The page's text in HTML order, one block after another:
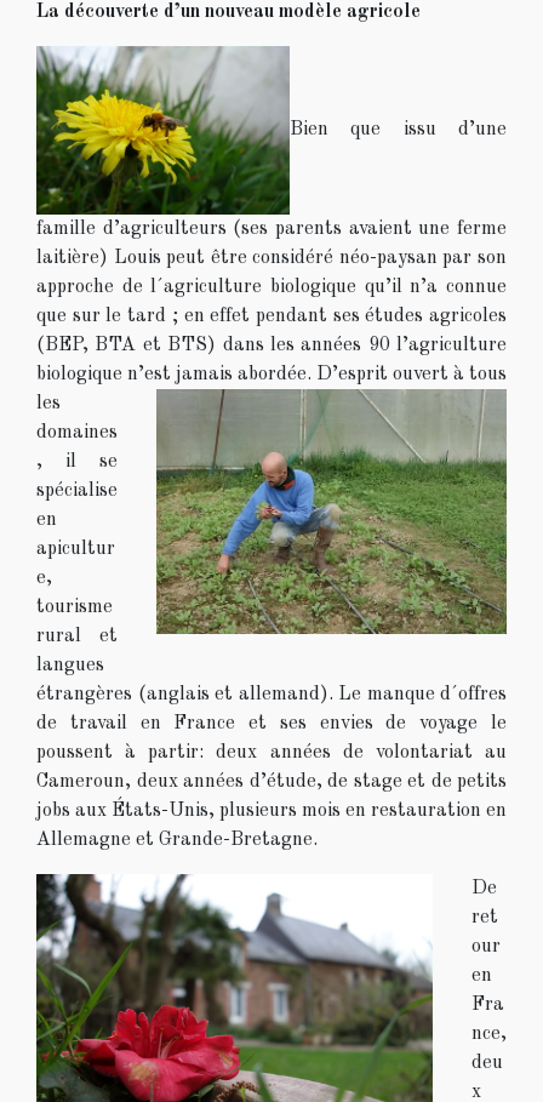
La découverte d’un nouveau modèle agricole
Bien que issu d’une
famille d’agriculteurs (ses parents avaient une ferme
laitière) Louis peut être considéré néo-paysan par son
approche de l´agriculture biologique qu’il n’a connue
que sur le tard ; en effet pendant ses études agricoles
(BEP, BTA et BTS) dans les années 90 l’agriculture
biologique n’est jamais abordée. D’esprit ouvert à tous
les
domaines
, il se
spécialise
en
apicultur
e,
tourisme
rural et
langues
étrangères (anglais et allemand). Le manque d´offres
de travail en France et ses envies de voyage le
poussent à partir: deux années de volontariat au
Cameroun, deux années d’étude, de stage et de petits
jobs aux États-Unis, plusieurs mois en restauration en
Allemagne et Grande-Bretagne.
De
ret
our
en
Fra
nce,
deu
x